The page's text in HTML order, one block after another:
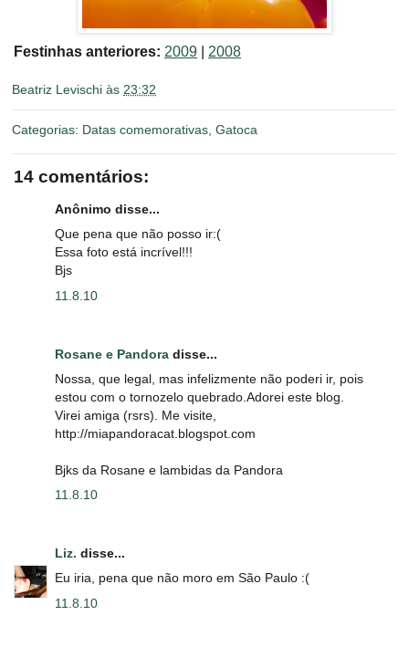
Festinhas anteriores: 2009 2008
Beatriz Levischi às 23:32
Categorias: Datas comemorativas Gatoca
14 comentários:
Anônimo disse...
Que pena que não posso ir:(
Essa foto está incrível!!!
Bjs
11.8.10
Rosane e Pandora disse...
Nossa, que legal, mas infelizmente não poderi ir, pois
estou com o tornozelo quebrado.Adorei este blog.
Virei amiga (rsrs). Me visite,
http://miapandoracat.blogspot.com
Bjks da Rosane e lambidas da Pandora
11.8.10
Liz. disse...
Eu iria, pena que não moro em São Paulo :(
11.8.10